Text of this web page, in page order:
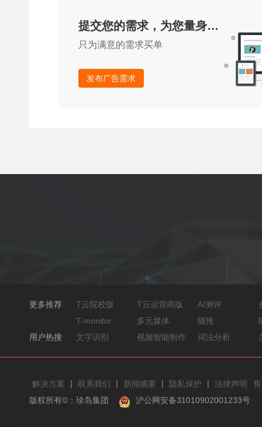
提交您的需求，为您量身定制
只为满意的需求买单
发布广告需求
更多推荐 T云院校版 T云运营商版 AI测评
T-monitor
多元媒体 随推
用户热搜
文字识别 视频智能制作 词法分析
解决方案 | 联系我们 | 新闻摘要 | 隐私保护 |
法律声明
版权所有©：珍岛集团
沪公网安备31010902001233号